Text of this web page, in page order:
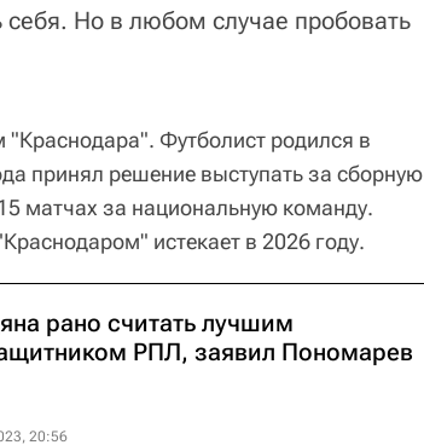
себя. Но в любом случае пробовать
Футболист родился в
принял решение выступать за сборную
матчах за национальную команду.
истекает в 2026 году.
рано считать лучшим
РПЛ, заявил Пономарев
20:56